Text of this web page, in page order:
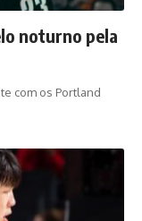
noturno pela
com os Portland